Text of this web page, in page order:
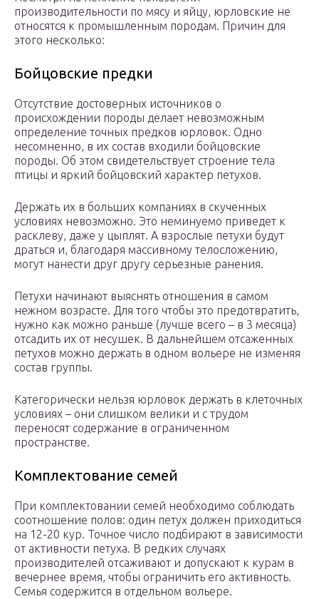
производительности по мясу и яйцу, юрловские не
относятся к промышленным породам. Причин для
этого несколько:
Бойцовские предки
Отсутствие достоверных источников о
происхождении породы делает невозможным
определение точных предков юрловок. Одно
несомненно, в их состав входили бойцовские
породы. Об этом свидетельствует строение тела
птицы и яркий бойцовский характер петухов.
Держать их в больших компаниях в скученных
условиях невозможно. Это неминуемо приведет к
расклеву, даже у цыплят. А взрослые петухи будут
драться и, благодаря массивному телосложению,
могут нанести друг другу серьезные ранения.
Петухи начинают выяснять отношения в самом
нежном возрасте. Для того чтобы это предотвратить,
нужно как можно раньше (лучше всего – в 3 месяца)
отсадить их от несушек. В дальнейшем отсаженных
петухов можно держать в одном вольере не изменяя
состав группы.
Категорически нельзя юрловок держать в клеточных
условиях – они слишком велики и с трудом
переносят содержание в ограниченном
пространстве.
Комплектование семей
При комплектовании семей необходимо соблюдать
соотношение полов: один петух должен приходиться
на 12-20 кур. Точное число подбирают в зависимости
от активности петуха. В редких случаях
производителей отсаживают и допускают к курам в
вечернее время, чтобы ограничить его активность.
Семья содержится в отдельном вольере.